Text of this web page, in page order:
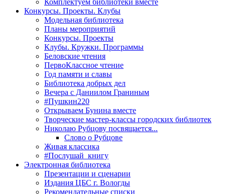
Комплектуем библиотеки вместе
Конкурсы. Проекты. Клубы
Модельная библиотека
Планы мероприятий
Конкурсы. Проекты
Клубы. Кружки. Программы
Беловские чтения
ПервоКлассное чтение
Год памяти и славы
Библиотека добрых дел
Вечера с Даниилом Граниным
#Пушкин220
Открываем Бунина вместе
Творческие мастер-классы городских библиотек
Николаю Рубцову посвящается...
Слово о Рубцове
Живая классика
#Послушай_книгу
Электронная библиотека
Презентации и сценарии
Издания ЦБС г. Вологды
Рекомендательные списки